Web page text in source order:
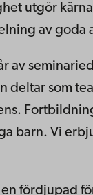
utgör
av goda
av
deltar som
barn. Vi
fördjupad